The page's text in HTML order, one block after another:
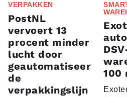
VERPAKKEN
PostNL
vervoert 13
procent minder
lucht door
geautomatiseer
de
verpakkingslijn
100